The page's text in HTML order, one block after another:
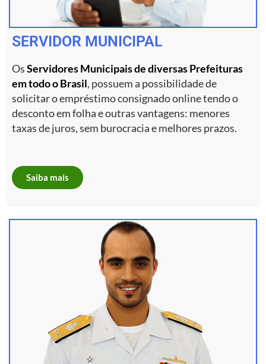
SERVIDOR MUNICIPAL
OsServidores Municipais de diversas Prefeituras
em todo o Brasil, possuem a possibilidade de
solicitar o empréstimo consignado online tendo o
desconto em folha e outras vantagens: menores
taxas de juros, sem burocracia e melhores prazos.
Saiba mais